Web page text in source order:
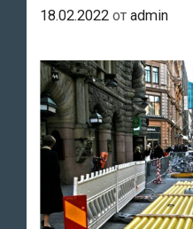
18.02.2022 от admin